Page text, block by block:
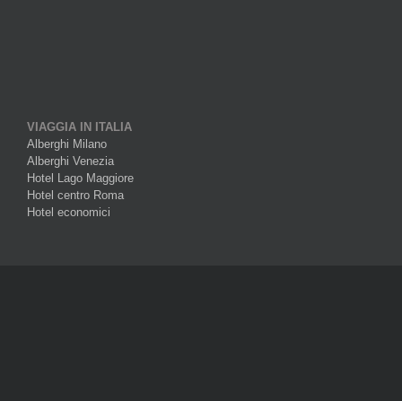
VIAGGIA IN ITALIA
Alberghi Milano
Alberghi Venezia
Hotel Lago Maggiore
Hotel centro Roma
Hotel economici